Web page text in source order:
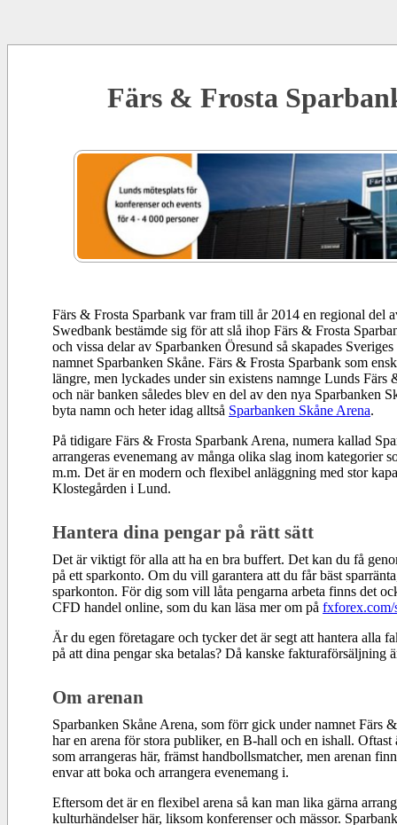
Färs & Frosta
Färs & Frosta Sparbank var fram till år 2014 en regional del
Swedbank bestämde sig för att slå ihop Färs & Frosta
och vissa delar av Sparbanken Öresund så skapades
namnet Sparbanken Skåne. Färs & Frosta Sparbank som
längre, men lyckades under sin existens namnge Lunds Färs
och när banken således blev en del av den nya Sparbanken
byta namn och heter idag alltså Sparbanken Skåne Arena.
På tidigare Färs & Frosta Sparbank Arena, numera kallad
arrangeras evenemang av många olika slag inom kategorier
m.m. Det är en modern och flexibel anläggning med stor
Klostegården i Lund.
Hantera dina pengar på rätt sätt
Det är viktigt för alla att ha en bra buffert. Det kan du få
på ett sparkonto. Om du vill garantera att du får bäst
sparkonton. För dig som vill låta pengarna arbeta finns det
CFD handel online, som du kan läsa mer om på fxforex.com/
Är du egen företagare och tycker det är segt att hantera alla
på att dina pengar ska betalas? Då kanske fakturaförsäljning
Om arenan
Sparbanken Skåne Arena, som förr gick under namnet Färs
har en arena för stora publiker, en B-hall och en ishall. Oftast
som arrangeras här, främst handbollsmatcher, men arenan
envar att boka och arrangera evenemang i.
Eftersom det är en flexibel arena så kan man lika gärna
kulturhändelser här, liksom konferenser och mässor.